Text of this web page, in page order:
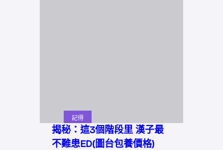
記得
揭秘：這3個階段里 漢子最
不難患ED(圖台包養價格)